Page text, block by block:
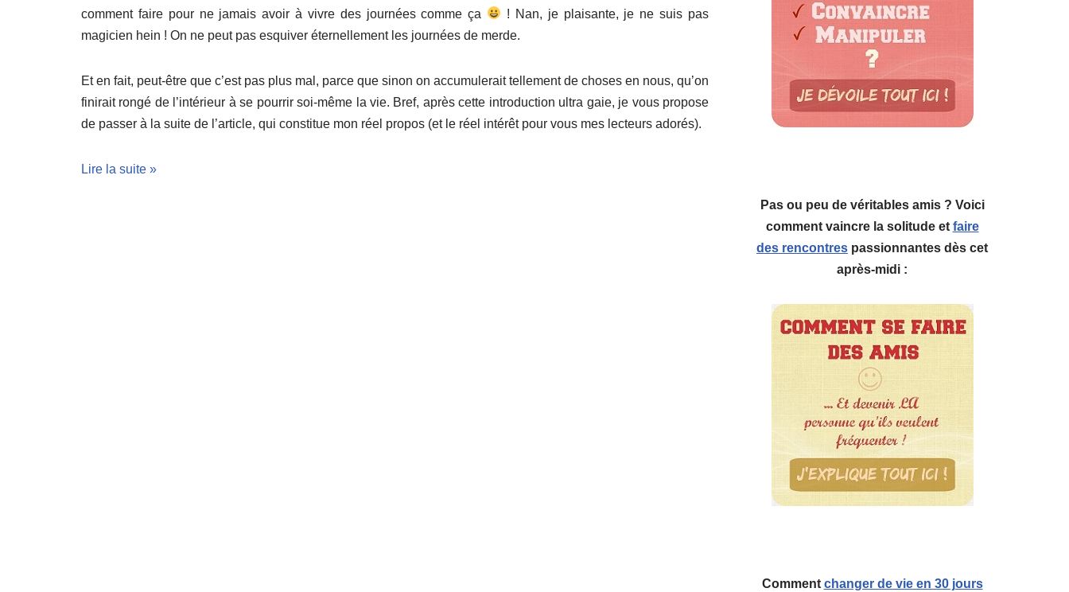
comment faire pour ne jamais avoir à vivre des journées comme ça
! Nan, je plaisante, je ne suis pas
magicien hein ! On ne peut pas esquiver éternellement les journées de merde.
Et en fait, peut-être que c’est pas plus mal, parce que sinon on accumulerait tellement de choses en nous, qu’on
finirait rongé de l’intérieur à se pourrir soi-même la vie. Bref, après cette introduction ultra gaie, je vous propose
de passer à la suite de l’article, qui constitue mon réel propos (et le réel intérêt pour vous mes lecteurs adorés).
Lire la suite »
Pas ou peu de véritables amis ? Voici
comment vaincre la solitude et faire
des rencontres passionnantes dès cet
après-midi :
Comment changer de vie en 30 jours